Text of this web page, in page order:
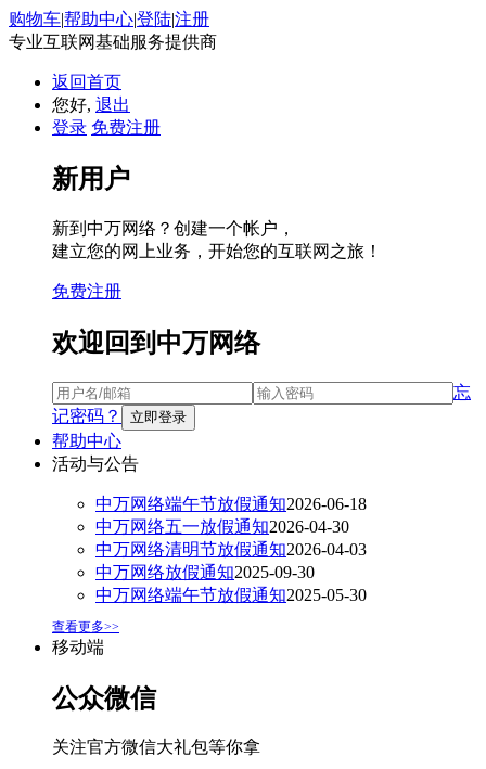
购物车|帮助中心|登陆|注册
专业互联网基础服务提供商
返回首页
您好, 退出
登录 免费注册
新用户
新到中万网络？创建一个帐户，
建立您的网上业务，开始您的互联网之旅！
免费注册
欢迎回到中万网络
忘
记密码？
帮助中心
活动与公告
中万网络端午节放假通知2026-06-18
中万网络五一放假通知2026-04-30
中万网络清明节放假通知2026-04-03
中万网络放假通知2025-09-30
中万网络端午节放假通知2025-05-30
查看更多>>
移动端
公众微信
关注官方微信大礼包等你拿